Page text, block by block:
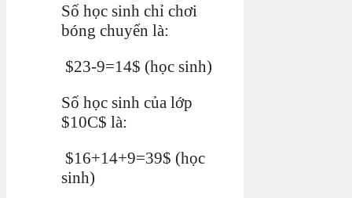
Số học sinh chỉ chơi
bóng chuyển là:
$23-9=14$ (học sinh)
Số học sinh của lớp
$10C$ là:
$16+14+9=39$ (học
sinh)